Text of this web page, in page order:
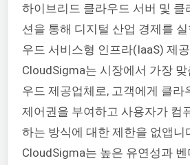
하이브리드 클라우드 서버 및 클
션을 통해 디지털 산업 경제를
우드 서비스형 인프라(IaaS) 제
CloudSigma는 시장에서 가장
우드 제공업체로, 고객에게 클라
제어권을 부여하고 사용자가 컴
하는 방식에 대한 제한을 없앱니
CloudSigma는 높은 유연성과